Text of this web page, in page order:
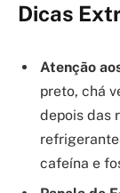
Dicas
Atenção
preto, chá
depois das
cafeína e